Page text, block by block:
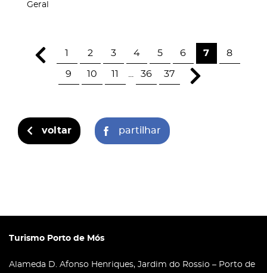
Geral
1 2 3 4 5 6 7 8
9 10 11 36 37
voltar partilhar
Turismo Porto de Mós
Alameda D. Afonso Henriques, Jardim do Rossio – Porto de